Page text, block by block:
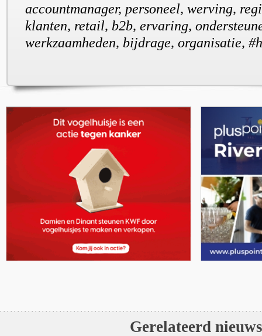
accountmanager, personeel, werving,
klanten, retail, b2b, ervaring,
werkzaamheden, bijdrage, organisatie,
Gerelateerd nieuws